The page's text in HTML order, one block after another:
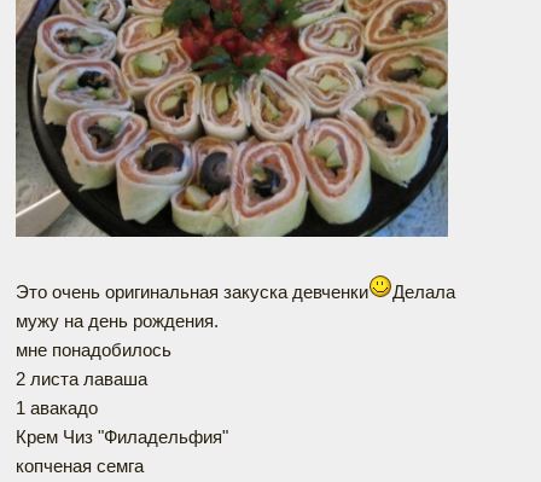
Это очень оригинальная закуска девченки
Делала
мужу на день рождения.
мне понадобилось
2 листа лаваша
1 авакадо
Крем Чиз "Филадельфия"
копченая семга